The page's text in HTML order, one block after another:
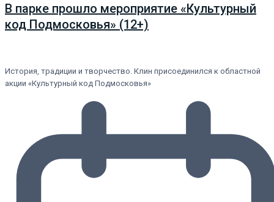
В парке прошло мероприятие «Культурный
код Подмосковья» (12+)
История, традиции и творчество. Клин присоединился к областной
акции «Культурный код Подмосковья»